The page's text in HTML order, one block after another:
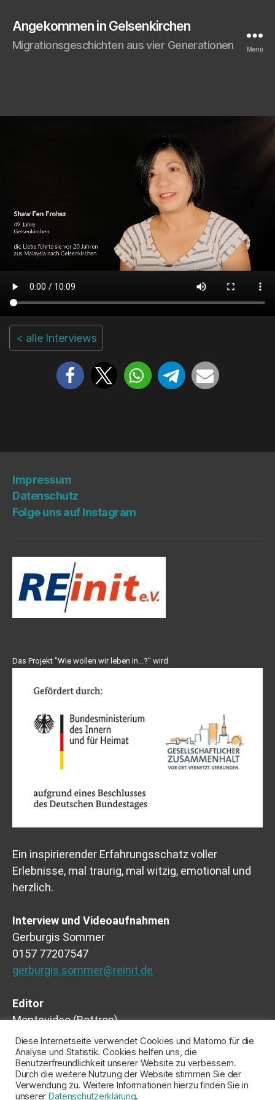
Angekommen in Gelsenkirchen
Migrationsgeschichten aus vier Generationen Menü
< alle Interviews
Impres­sum
Daten­schutz
Fol­ge uns auf Instagram
Das Projekt "Wie wollen wir leben in...?" wird
Ein inspirierender Erfahrungsschatz voller
Erlebnisse, mal traurig, mal witzig, emotional und
herzlich.
Interview und Videoaufnahmen
Gerburgis Sommer
0157 77207547
gerburgis.sommer@reinit.de
Editor
Montevideo (Bottrop)
Ferdinand Fries
Diese Internetseite verwendet Cookies und Matomo für die
Analyse und Statistik. Cookies helfen uns, die
Benutzerfreundlichkeit unserer Website zu verbessern.
Durch die weitere Nutzung der Website stimmen Sie der
Verwendung zu. Weitere Informationen hierzu finden Sie in
unserer Datenschutzerklärung.